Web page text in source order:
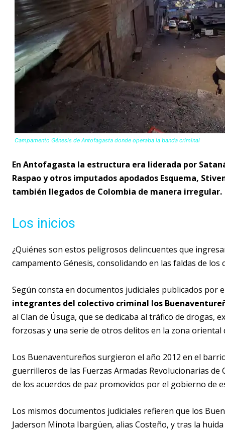
Campamento Génesis de Antofagasta donde operaba la banda criminal
En Antofagasta la estructura era liderada por
Raspao y otros imputados apodados Esquema,
también llegados de Colombia de manera irregular.
Los inicios
¿Quiénes son estos peligrosos delincuentes que
campamento Génesis, consolidando en las faldas de
Según consta en documentos judiciales publicados por
integrantes del colectivo criminal los
al Clan de Úsuga, que se dedicaba al tráfico de drogas,
forzosas y una serie de otros delitos en la zona oriental
Los Buenaventureños surgieron el año 2012 en el
guerrilleros de las Fuerzas Armadas Revolucionarias de
de los acuerdos de paz promovidos por el gobierno de
Los mismos documentos judiciales refieren que los
Jaderson Minota Ibargüen, alias Costeño, y tras la